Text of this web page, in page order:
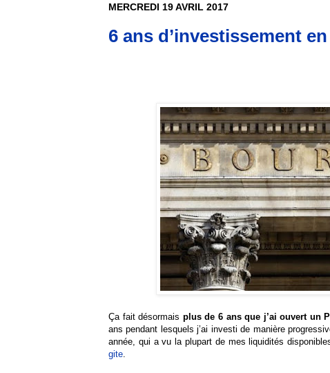
MERCREDI 19 AVRIL 2017
6 ans d’investissement
Ça fait désormais plus de 6 ans que j’ai ouvert un
ans pendant lesquels j’ai investi de manière
année, qui a vu la plupart de mes liquidités
gite.